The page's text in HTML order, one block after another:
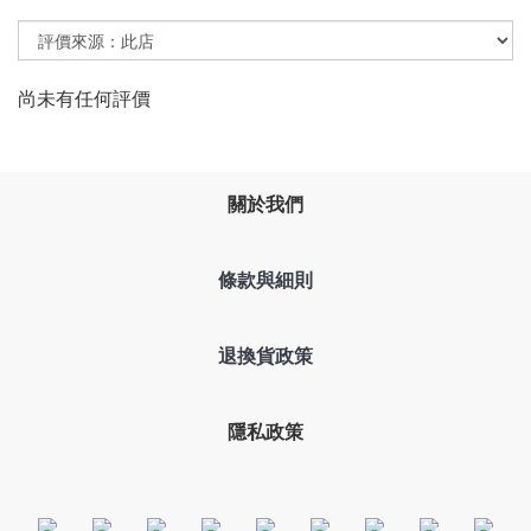
尚未有任何評價
關於我們
條款與細則
退換貨政策
隱私政策